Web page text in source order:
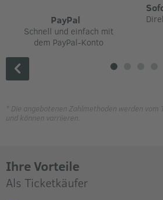
PayPal
Schnell und einfach mit
dem PayPal-Konto
* Die angebotenen Zahlmethoden werden
und können varriieren.
Ihre Vorteile
Als Ticketkäufer